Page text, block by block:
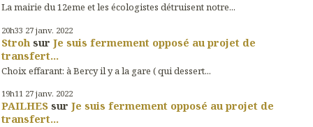
La mairie du 12eme et les écologistes détruisent notre...
20h33 27 janv. 2022
Stroh sur Je suis fermement opposé au projet de
transfert...
Choix effarant: à Bercy il y a la gare ( qui dessert...
19h11 27 janv. 2022
PAILHES sur Je suis fermement opposé au projet de
transfert...